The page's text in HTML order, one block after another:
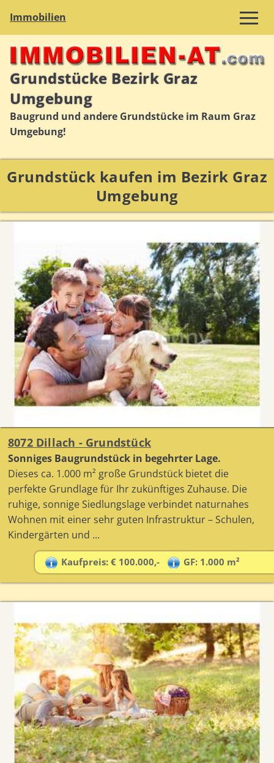
Immobilien
Grundstücke Bezirk Graz
Umgebung
Baugrund und andere Grundstücke im Raum Graz
Umgebung!
Grundstück kaufen im Bezirk Graz
Umgebung
8072 Dillach - Grundstück
Sonniges Baugrundstück in begehrter Lage.
Dieses ca. 1.000 m² große Grundstück bietet die
perfekte Grundlage für Ihr zukünftiges Zuhause. Die
ruhige, sonnige Siedlungslage verbindet naturnahes
Wohnen mit einer sehr guten Infrastruktur – Schulen,
Kindergärten und ...
Kaufpreis: € 100.000,- GF: 1.000 m²